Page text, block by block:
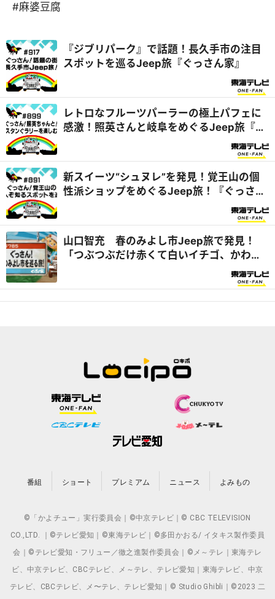
#麻婆豆腐
『ジブリパーク』で話題！長久手市の注目
スポットを巡るJeep旅『ぐっさん家』
レトロなフルーツパーラーの極上パフェに
感激！照英さんと岐阜をめぐるJeep旅『ぐ
新スイーツ“シュヌレ”を発見！覚王山の個
性派ショップをめぐるJeep旅！『ぐっさん
山口智充 春のみよし市Jeep旅で発見！
「つぶつぶだけ赤くて白いイチゴ、かわい
番組 ショート プレミアム ニュース よみもの
©「かよチュー」実行委員会｜©中京テレビ｜© CBC TELEVISION
CO.,LTD. ｜©テレビ愛知｜©東海テレビ｜©多田かおる/ イタキス製作委員
会｜©テレビ愛知・フリュー／徹之進製作委員会｜©メ～テレ｜東海テレ
ビ、中京テレビ、CBCテレビ、メ～テレ、テレビ愛知｜東海テレビ、中京
テレビ、CBCテレビ、メ〜テレ、テレビ愛知｜© Studio Ghibli｜©2023 二